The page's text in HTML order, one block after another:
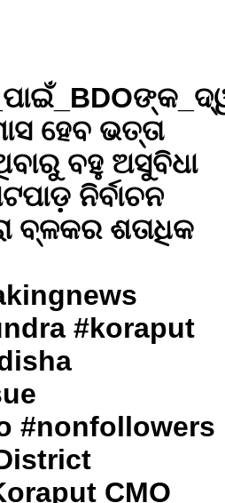
ହେବ ଭତ୍ତା
ବହୁ ଅସୁବିଧା
ନିର୍ବାଚନ
ବ୍ଳକର ଶତାଧିକ
#koraput
#nonfollowers
CMO